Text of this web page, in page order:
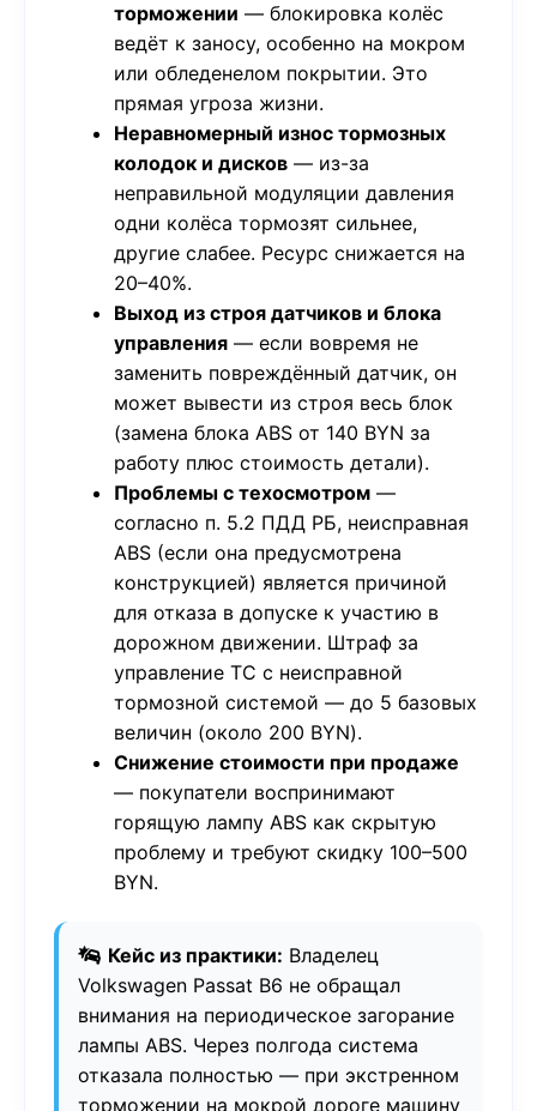
торможении — блокировка колёс
ведёт к заносу, особенно на мокром
или обледенелом покрытии. Это
прямая угроза жизни.
Неравномерный износ тормозных
колодок и дисков — из-за
неправильной модуляции давления
одни колёса тормозят сильнее,
другие слабее. Ресурс снижается на
20–40%.
Выход из строя датчиков и блока
управления — если вовремя не
заменить повреждённый датчик, он
может вывести из строя весь блок
(замена блока ABS от 140 BYN за
работу плюс стоимость детали).
Проблемы с техосмотром —
согласно п. 5.2 ПДД РБ, неисправная
ABS (если она предусмотрена
конструкцией) является причиной
для отказа в допуске к участию в
дорожном движении. Штраф за
управление ТС с неисправной
тормозной системой — до 5 базовых
величин (около 200 BYN).
Снижение стоимости при продаже
— покупатели воспринимают
горящую лампу ABS как скрытую
проблему и требуют скидку 100–500
BYN.
Кейс из практики: Владелец
Volkswagen Passat B6 не обращал
внимания на периодическое загорание
лампы ABS. Через полгода система
отказала полностью — при экстренном
торможении на мокрой дороге машину